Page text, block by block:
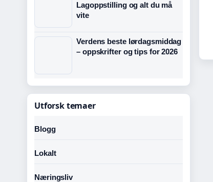
Lagoppstilling og alt du må
vite
Verdens beste lørdagsmiddag
– oppskrifter og tips for 2026
Utforsk temaer
Blogg
Lokalt
Næringsliv